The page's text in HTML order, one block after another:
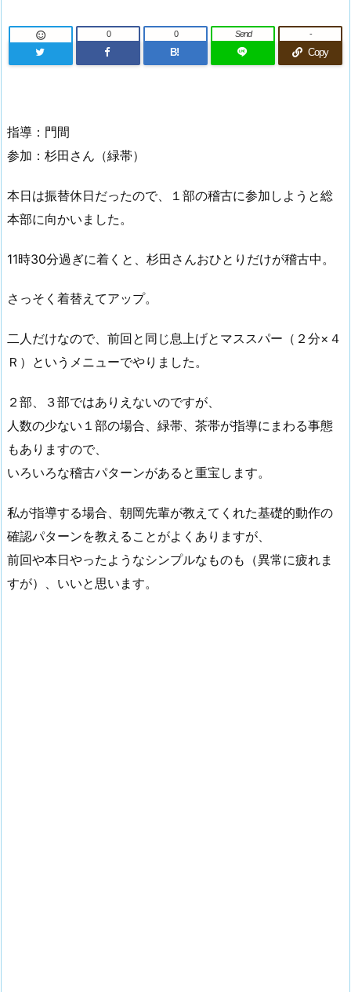
 0
B!
0 Send
Copy
-
指導：門間
参加：杉田さん（緑帯）
本日は振替休日だったので、１部の稽古に参加しようと総
本部に向かいました。
11時30分過ぎに着くと、杉田さんおひとりだけが稽古中。
さっそく着替えてアップ。
二人だけなので、前回と同じ息上げとマススパー（２分×４
Ｒ）というメニューでやりました。
２部、３部ではありえないのですが、
人数の少ない１部の場合、緑帯、茶帯が指導にまわる事態
もありますので、
いろいろな稽古パターンがあると重宝します。
私が指導する場合、朝岡先輩が教えてくれた基礎的動作の
確認パターンを教えることがよくありますが、
前回や本日やったようなシンプルなものも（異常に疲れま
すが）、いいと思います。